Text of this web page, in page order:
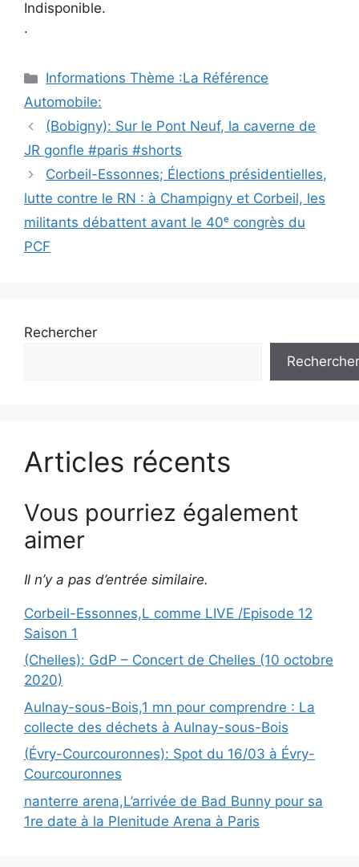
Indisponible.
.
Catégories
Informations Thème :La Référence
Automobile:
Navigation
des
articles
(Bobigny): Sur le Pont Neuf, la caverne de
JR gonfle #paris #shorts
Corbeil-Essonnes; Élections présidentielles,
lutte contre le RN : à Champigny et Corbeil, les
militants débattent avant le 40ᵉ congrès du
PCF
Rechercher
Rechercher
Articles récents
Vous pourriez également
aimer
Il n’y a pas d’entrée similaire.
Corbeil-Essonnes,L comme LIVE /Episode 12
Saison 1
(Chelles): GdP – Concert de Chelles (10 octobre
2020)
Aulnay-sous-Bois,1 mn pour comprendre : La
collecte des déchets à Aulnay-sous-Bois
(Évry-Courcouronnes): Spot du 16/03 à Évry-
Courcouronnes
nanterre arena,L’arrivée de Bad Bunny pour sa
1re date à la Plenitude Arena à Paris